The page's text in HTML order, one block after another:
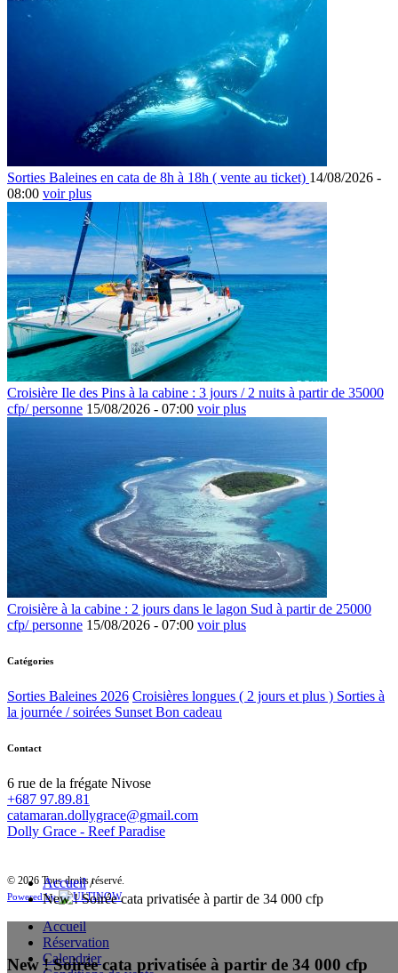
Accueil/
New ! Soirée cata privatisée à partir de 34 000 cfp
New ! Soirée cata privatisée à partir de 34 000 cfp
Sorties Baleines en cata de 8h à 18h ( vente au ticket) 14/08/2026 -
08:00 voir plus
Croisière Ile des Pins à la cabine : 3 jours / 2 nuits à partir de 35000
cfp/ personne 15/08/2026 - 07:00 voir plus
Croisière à la cabine : 2 jours dans le lagon Sud à partir de 25000
cfp/ personne 15/08/2026 - 07:00 voir plus
Catégories
Sorties Baleines 2026 Croisières longues ( 2 jours et plus ) Sorties à
la journée / soirées Sunset Bon cadeau
Contact
6 rue de la frégate Nivose
+687 97.89.81
catamaran.dollygrace@gmail.com
Dolly Grace - Reef Paradise
© 2026 Tous droits réservé.
Powered by
Accueil
Réservation
Calendrier